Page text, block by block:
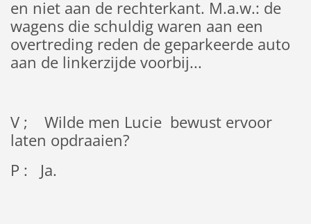
en niet aan de rechterkant. M.a.w.: de
wagens die schuldig waren aan een
overtreding reden de geparkeerde auto
aan de linkerzijde voorbij...
V ; Wilde men Lucie bewust ervoor
laten opdraaien?
P : Ja.